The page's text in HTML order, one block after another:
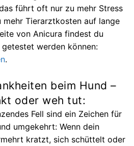
führt oft nur zu mehr Stress
mehr Tierarztkosten auf lange
von Anicura findest du
werden können:
.
beim Hund –
oder weh tut:
Fell sind ein Zeichen für
umgekehrt: Wenn dein
kratzt, sich schüttelt oder